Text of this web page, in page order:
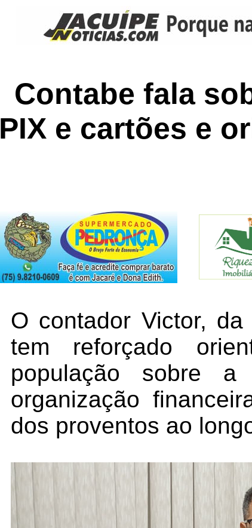
Contabe fala
PIX e cartões e
O contador Victor,
tem reforçado
população sobre
organização
dos proventos ao